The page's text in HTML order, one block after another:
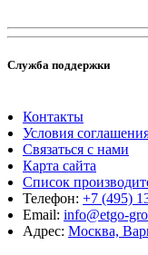
Служба поддержки
Контакты
Условия
Связаться с нами
Карта сайта
Список
Телефон: +7 (495)
Email: info@etgo-
Адрес: Москва,